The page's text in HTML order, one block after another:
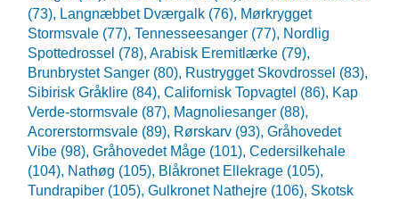
(73), Langnæbbet Dværgalk (76), Mørkrygget
Stormsvale (77), Tennesseesanger (77), Nordlig
Spottedrossel (78), Arabisk Eremitlærke (79),
Brunbrystet Sanger (80), Rustrygget Skovdrossel (83),
Sibirisk Gråklire (84), Californisk Topvagtel (86), Kap
Verde-stormsvale (87), Magnoliesanger (88),
Acorerstormsvale (89), Rørskarv (93), Gråhovedet
Vibe (98), Gråhovedet Måge (101), Cedersilkehale
(104), Nathøg (105), Blåkronet Ellekrage (105),
Tundrapiber (105), Gulkronet Nathejre (106), Skotsk